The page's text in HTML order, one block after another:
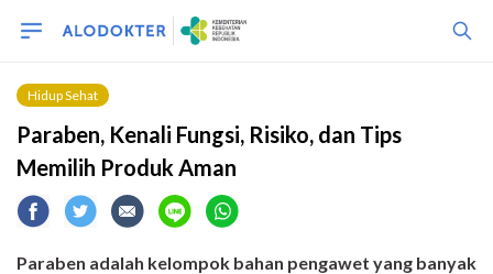
Hidup Sehat
Paraben, Kenali Fungsi, Risiko, dan Tips
Memilih Produk Aman
Paraben adalah kelompok bahan pengawet yang banyak